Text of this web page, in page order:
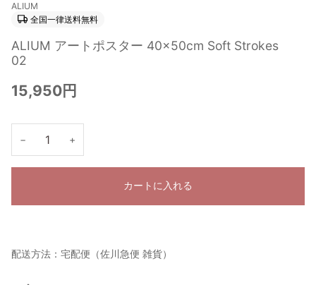
ALIUM
全国一律送料無料
ALIUM アートポスター 40×50cm Soft Strokes
02
15,950円
− +
カートに入れる
配送方法：宅配便（佐川急便 雑貨）